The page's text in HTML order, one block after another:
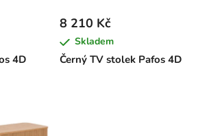
4D Černý TV stolek Pafos 4D
8 210 Kč
Skladem